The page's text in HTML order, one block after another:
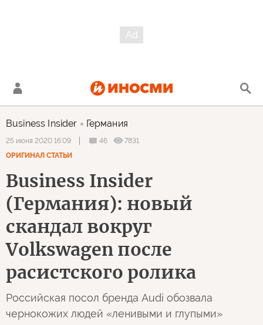
Business Insider Германия
25 июня 2020 16:09 46
7831
ОРИГИНАЛ СТАТЬИ
Business Insider
(Германия): новый
скандал вокруг
Volkswagen после
расистского ролика
Российская посол бренда Audi обозвала
чернокожих людей «ленивыми и глупыми»